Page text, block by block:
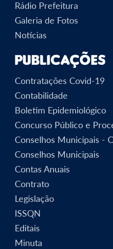
Rádio Prefeitura
Galeria de Fotos
Notícias
Publicações
Contratações Covid-19
Contabilidade
Boletim Epidemiológico
Concurso Público e
Conselhos Municipais -
Conselhos Municipais
Contas Anuais
Contrato
Legislação
ISSQN
Editais
Minuta